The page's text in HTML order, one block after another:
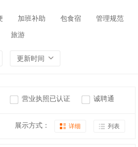
加班补助 包食宿 管理规范
旅游
更新时间
营业执照已认证 诚聘通
展示方式： 详细 列表